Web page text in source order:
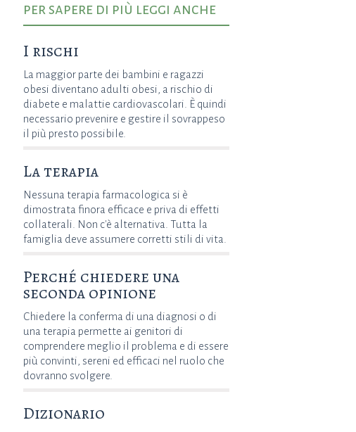
per sapere di più leggi anche
I rischi
La maggior parte dei bambini e ragazzi
obesi diventano adulti obesi, a rischio di
diabete e malattie cardiovascolari. È quindi
necessario prevenire e gestire il sovrappeso
il più presto possibile.
La terapia
Nessuna terapia farmacologica si è
dimostrata finora efficace e priva di effetti
collaterali. Non c'è alternativa. Tutta la
famiglia deve assumere corretti stili di vita.
Perché chiedere una
seconda opinione
Chiedere la conferma di una diagnosi o di
una terapia permette ai genitori di
comprendere meglio il problema e di essere
più convinti, sereni ed efficaci nel ruolo che
dovranno svolgere.
Dizionario